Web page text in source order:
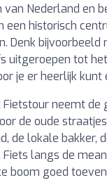
Nederland en
een historisch
Denk bijvoorbeeld
uitgeroepen tot
je er heerlijk kunt
Fietstour neemt
de oude
de lokale
langs de
boom goed